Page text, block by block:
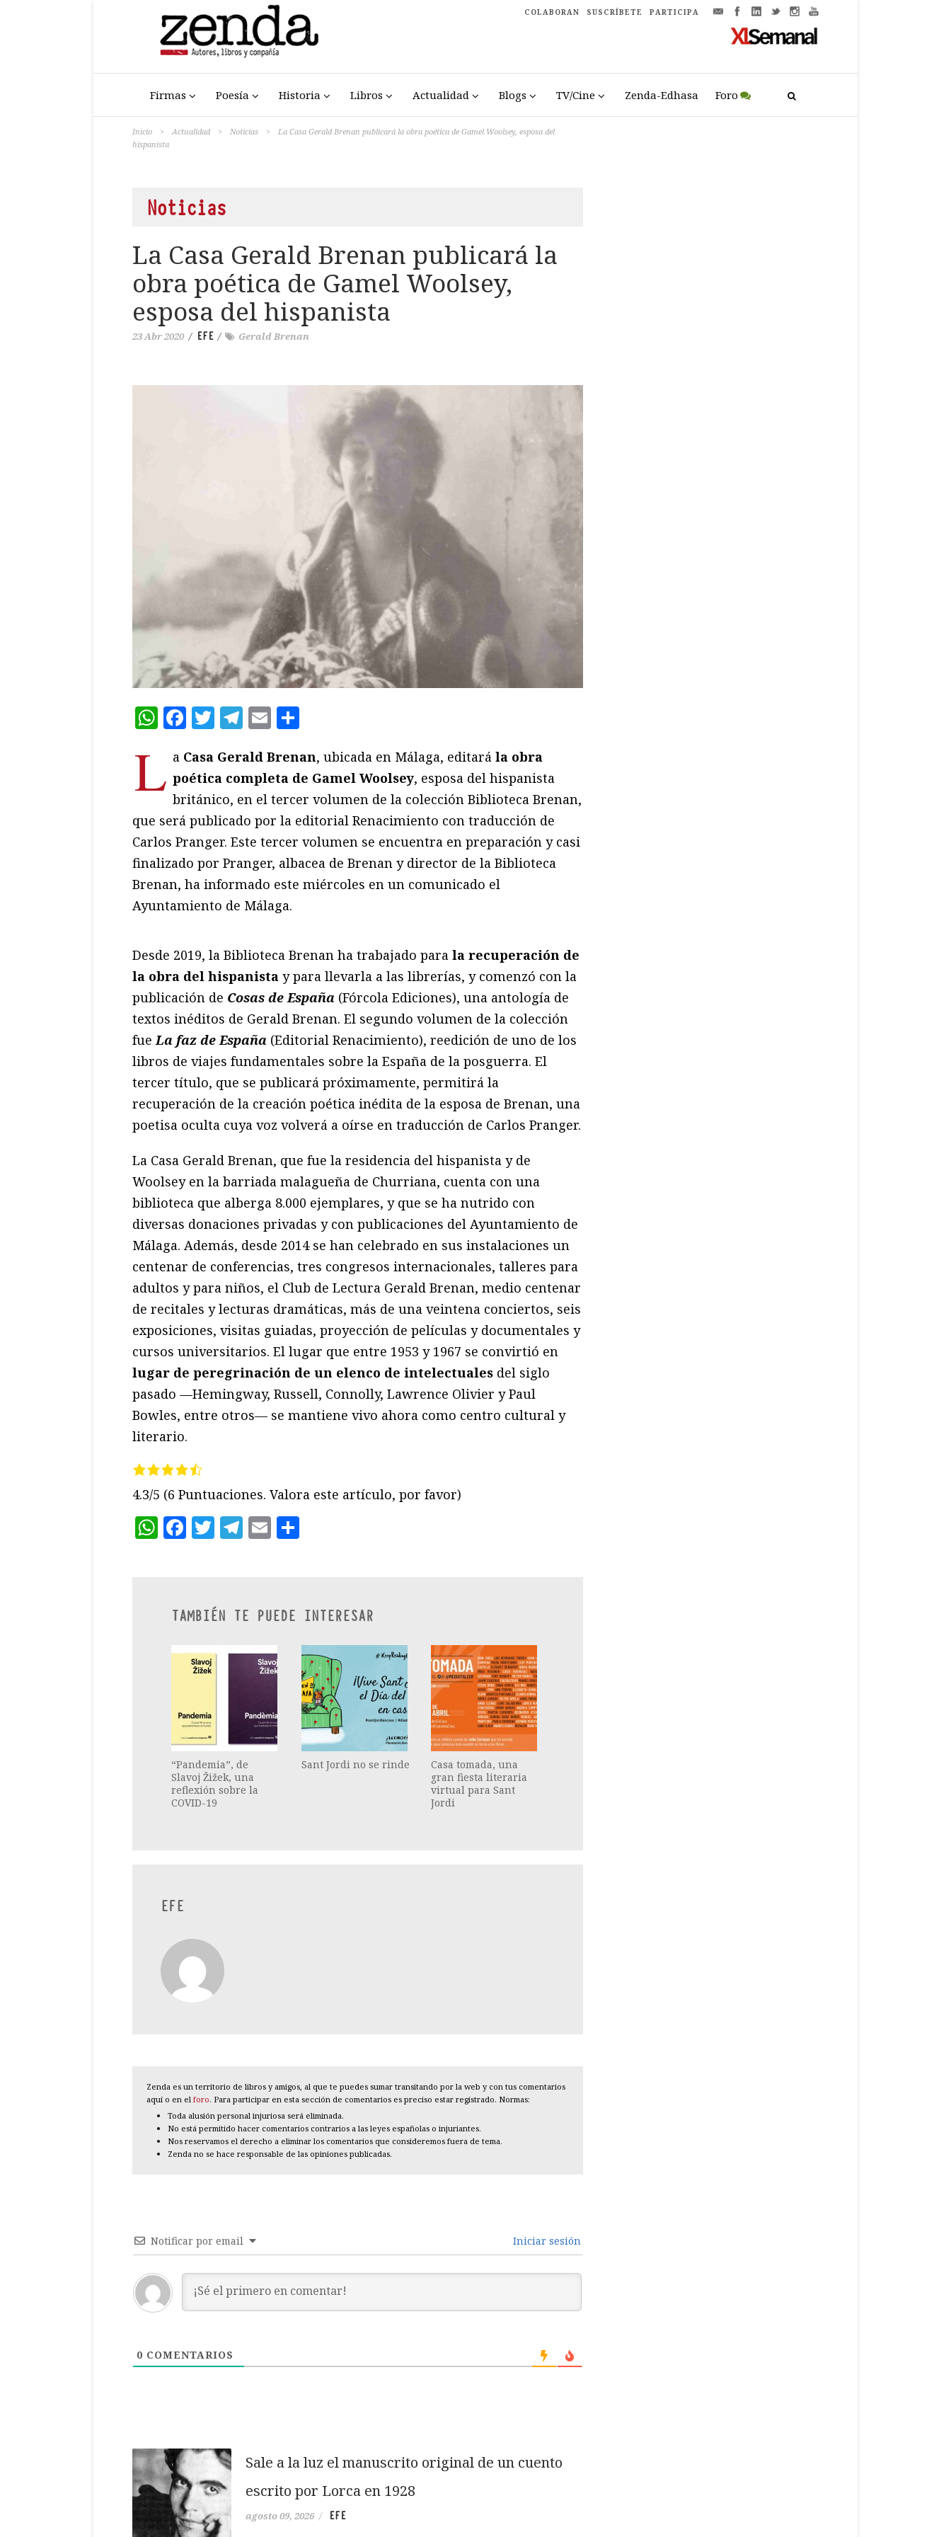
COLABORAN SUSCRÍBETE PARTICIPA
Firmas Poesía Historia Libros Actualidad Blogs TV/Cine Zenda-Edhasa Foro
Inicio > Actualidad > Noticias >
La Casa Gerald Brenan publicará la obra poética de Gamel Woolsey, esposa del
hispanista
Noticias
La Casa Gerald Brenan publicará la
obra poética de Gamel Woolsey,
esposa del hispanista
23 Abr 2020 / EFE / Gerald Brenan
WhatsApp
Facebook
Twitter
Telegram
Email
L a Casa Gerald Brenan, ubicada en Málaga, editará la obra
poética completa de Gamel Woolsey, esposa del hispanista
británico, en el tercer volumen de la colección Biblioteca Brenan,
que será publicado por la editorial Renacimiento con traducción de
Carlos Pranger. Este tercer volumen se encuentra en preparación y casi
finalizado por Pranger, albacea de Brenan y director de la Biblioteca
Brenan, ha informado este miércoles en un comunicado el
Ayuntamiento de Málaga.
Desde 2019, la Biblioteca Brenan ha trabajado para la recuperación de
la obra del hispanista y para llevarla a las librerías, y comenzó con la
publicación de Cosas de España (Fórcola Ediciones), una antología de
textos inéditos de Gerald Brenan. El segundo volumen de la colección
fueLa faz de España (Editorial Renacimiento), reedición de uno de los
libros de viajes fundamentales sobre la España de la posguerra. El
tercer título, que se publicará próximamente, permitirá la
recuperación de la creación poética inédita de la esposa de Brenan, una
poetisa oculta cuya voz volverá a oírse en traducción de Carlos Pranger.
La Casa Gerald Brenan, que fue la residencia del hispanista y de
Woolsey en la barriada malagueña de Churriana, cuenta con una
biblioteca que alberga 8.000 ejemplares, y que se ha nutrido con
diversas donaciones privadas y con publicaciones del Ayuntamiento de
Málaga. Además, desde 2014 se han celebrado en sus instalaciones un
centenar de conferencias, tres congresos internacionales, talleres para
adultos y para niños, el Club de Lectura Gerald Brenan, medio centenar
de recitales y lecturas dramáticas, más de una veintena conciertos, seis
exposiciones, visitas guiadas, proyección de películas y documentales y
cursos universitarios. El lugar que entre 1953 y 1967 se convirtió en
lugar de peregrinación de un elenco de intelectuales del siglo
pasado —Hemingway, Russell, Connolly, Lawrence Olivier y Paul
Bowles, entre otros— se mantiene vivo ahora como centro cultural y
literario.
4.3/5 (6 Puntuaciones. Valora este artículo, por favor)
WhatsApp
Facebook
Twitter
Telegram
Email
TAMBIÉN TE PUEDE INTERESAR
“Pandemia”, de
Slavoj Žižek, una
reflexión sobre la
COVID-19
Sant Jordi no se rinde
Casa tomada, una
gran fiesta literaria
virtual para Sant
Jordi
EFE
Zenda es un territorio de libros y amigos, al que te puedes sumar transitando por la web y con tus comentarios
aquí o en el foro. Para participar en esta sección de comentarios es preciso estar registrado. Normas:
Toda alusión personal injuriosa será eliminada.
No está permitido hacer comentarios contrarios a las leyes españolas o injuriantes.
Nos reservamos el derecho a eliminar los comentarios que consideremos fuera de tema.
Zenda no se hace responsable de las opiniones publicadas.
Notificar por email Iniciar sesión
0 COMENTARIOS
Sale a la luz el manuscrito original de un cuento
escrito por Lorca en 1928
agosto 09, 2026 / EFE